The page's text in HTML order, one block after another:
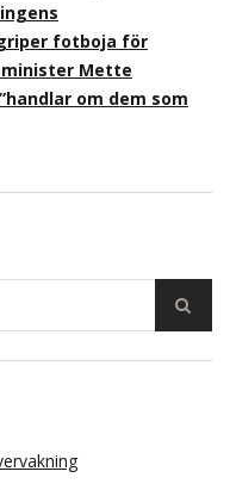
fotboja för
Mette
om dem som